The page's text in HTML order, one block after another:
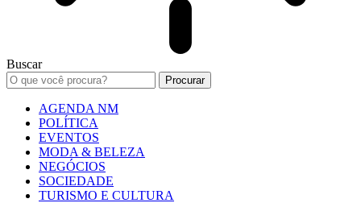
Buscar
AGENDA NM
POLÍTICA
EVENTOS
MODA & BELEZA
NEGÓCIOS
SOCIEDADE
TURISMO E CULTURA